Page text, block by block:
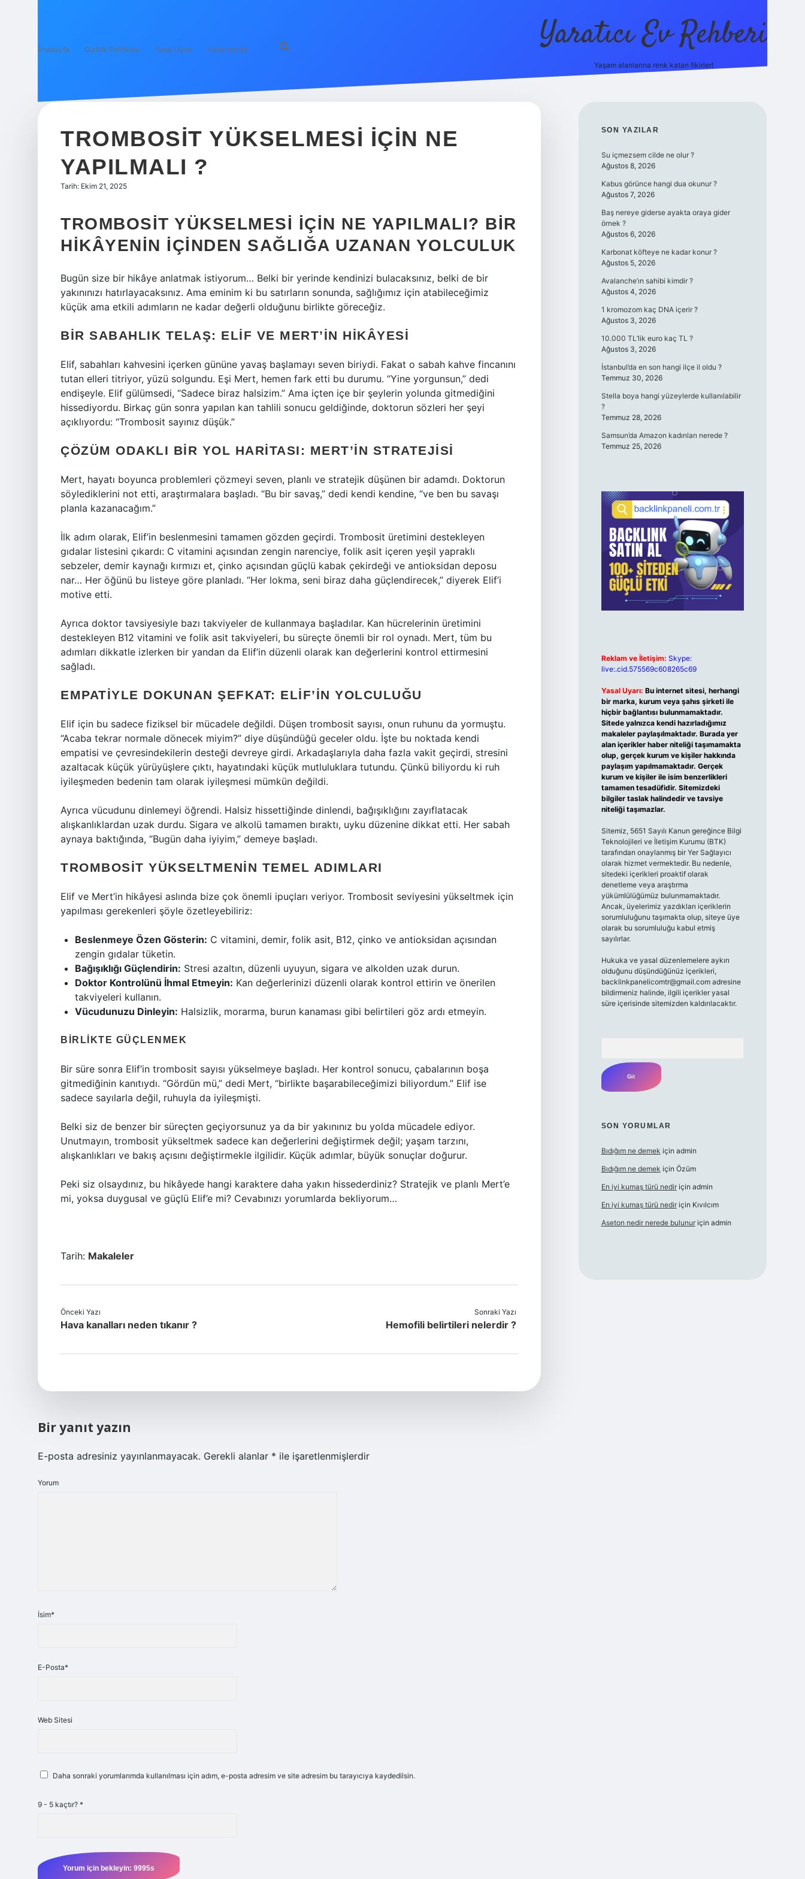
Anasayfa Gizlilik Politikası Yasal Uyarı Hakkımızda Yaratıcı Ev Rehberi
Yaşam alanlarına renk katan fikirler!
TROMBOSIT YÜKSELMESI IÇIN NE
YAPILMALI ?
Tarih: Ekim 21, 2025
TROMBOSIT YÜKSELMESI İÇIN NE YAPILMALI? BIR
HIKÂYENIN İÇINDEN SAĞLIĞA UZANAN YOLCULUK
Bugün size bir hikâye anlatmak istiyorum… Belki bir yerinde kendinizi bulacaksınız, belki de bir
yakınınızı hatırlayacaksınız. Ama eminim ki bu satırların sonunda, sağlığımız için atabileceğimiz
küçük ama etkili adımların ne kadar değerli olduğunu birlikte göreceğiz.
BIR SABAHLIK TELAŞ: ELIF VE MERT’IN HIKÂYESI
Elif, sabahları kahvesini içerken gününe yavaş başlamayı seven biriydi. Fakat o sabah kahve fincanını
tutan elleri titriyor, yüzü solgundu. Eşi Mert, hemen fark etti bu durumu. “Yine yorgunsun,” dedi
endişeyle. Elif gülümsedi, “Sadece biraz halsizim.” Ama içten içe bir şeylerin yolunda gitmediğini
hissediyordu. Birkaç gün sonra yapılan kan tahlili sonucu geldiğinde, doktorun sözleri her şeyi
açıklıyordu: “Trombosit sayınız düşük.”
ÇÖZÜM ODAKLI BIR YOL HARITASI: MERT’IN STRATEJISI
Mert, hayatı boyunca problemleri çözmeyi seven, planlı ve stratejik düşünen bir adamdı. Doktorun
söylediklerini not etti, araştırmalara başladı. “Bu bir savaş,” dedi kendi kendine, “ve ben bu savaşı
planla kazanacağım.”
İlk adım olarak, Elif’in beslenmesini tamamen gözden geçirdi. Trombosit üretimini destekleyen
gıdalar listesini çıkardı: C vitamini açısından zengin narenciye, folik asit içeren yeşil yapraklı
sebzeler, demir kaynağı kırmızı et, çinko açısından güçlü kabak çekirdeği ve antioksidan deposu
nar… Her öğünü bu listeye göre planladı. “Her lokma, seni biraz daha güçlendirecek,” diyerek Elif’i
motive etti.
Ayrıca doktor tavsiyesiyle bazı takviyeler de kullanmaya başladılar. Kan hücrelerinin üretimini
destekleyen B12 vitamini ve folik asit takviyeleri, bu süreçte önemli bir rol oynadı. Mert, tüm bu
adımları dikkatle izlerken bir yandan da Elif’in düzenli olarak kan değerlerini kontrol ettirmesini
sağladı.
EMPATIYLE DOKUNAN ŞEFKAT: ELIF’IN YOLCULUĞU
Elif için bu sadece fiziksel bir mücadele değildi. Düşen trombosit sayısı, onun ruhunu da yormuştu.
“Acaba tekrar normale dönecek miyim?” diye düşündüğü geceler oldu. İşte bu noktada kendi
empatisi ve çevresindekilerin desteği devreye girdi. Arkadaşlarıyla daha fazla vakit geçirdi, stresini
azaltacak küçük yürüyüşlere çıktı, hayatındaki küçük mutluluklara tutundu. Çünkü biliyordu ki ruh
iyileşmeden bedenin tam olarak iyileşmesi mümkün değildi.
Ayrıca vücudunu dinlemeyi öğrendi. Halsiz hissettiğinde dinlendi, bağışıklığını zayıflatacak
alışkanlıklardan uzak durdu. Sigara ve alkolü tamamen bıraktı, uyku düzenine dikkat etti. Her sabah
aynaya baktığında, “Bugün daha iyiyim,” demeye başladı.
TROMBOSIT YÜKSELTMENIN TEMEL ADIMLARI
Elif ve Mert’in hikâyesi aslında bize çok önemli ipuçları veriyor. Trombosit seviyesini yükseltmek için
yapılması gerekenleri şöyle özetleyebiliriz:
Beslenmeye Özen Gösterin: C vitamini, demir, folik asit, B12, çinko ve antioksidan açısından
zengin gıdalar tüketin.
Bağışıklığı Güçlendirin: Stresi azaltın, düzenli uyuyun, sigara ve alkolden uzak durun.
Doktor Kontrolünü İhmal Etmeyin: Kan değerlerinizi düzenli olarak kontrol ettirin ve önerilen
takviyeleri kullanın.
Vücudunuzu Dinleyin: Halsizlik, morarma, burun kanaması gibi belirtileri göz ardı etmeyin.
BIRLIKTE GÜÇLENMEK
Bir süre sonra Elif’in trombosit sayısı yükselmeye başladı. Her kontrol sonucu, çabalarının boşa
gitmediğinin kanıtıydı. “Gördün mü,” dedi Mert, “birlikte başarabileceğimizi biliyordum.” Elif ise
sadece sayılarla değil, ruhuyla da iyileşmişti.
Belki siz de benzer bir süreçten geçiyorsunuz ya da bir yakınınız bu yolda mücadele ediyor.
Unutmayın, trombosit yükseltmek sadece kan değerlerini değiştirmek değil; yaşam tarzını,
alışkanlıkları ve bakış açısını değiştirmekle ilgilidir. Küçük adımlar, büyük sonuçlar doğurur.
Peki siz olsaydınız, bu hikâyede hangi karaktere daha yakın hissederdiniz? Stratejik ve planlı Mert’e
mi, yoksa duygusal ve güçlü Elif’e mi? Cevabınızı yorumlarda bekliyorum…
Tarih: Makaleler
Önceki Yazı
Hava kanalları neden tıkanır ?
Sonraki Yazı
Hemofili belirtileri nelerdir ?
Bir yanıt yazın
E-posta adresiniz yayınlanmayacak. Gerekli alanlar * ile işaretlenmişlerdir
Yorum
İsim*
E-Posta*
Web Sitesi
Daha sonraki yorumlarımda kullanılması için adım, e-posta adresim ve site adresim bu tarayıcıya kaydedilsin.
9 - 5 kaçtır? *
SIDEBAR
SON YAZILAR
Su içmezsem cilde ne olur ?
Ağustos 8, 2026
Kabus görünce hangi dua okunur ?
Ağustos 7, 2026
Baş nereye giderse ayakta oraya gider
örnek ?
Ağustos 6, 2026
Karbonat köfteye ne kadar konur ?
Ağustos 5, 2026
Avalanche’ın sahibi kimdir ?
Ağustos 4, 2026
1 kromozom kaç DNA içerir ?
Ağustos 3, 2026
10.000 TL’lik euro kaç TL ?
Ağustos 3, 2026
İstanbul’da en son hangi ilçe il oldu ?
Temmuz 30, 2026
Stella boya hangi yüzeylerde kullanılabilir
?
Temmuz 28, 2026
Samsun’da Amazon kadınları nerede ?
Temmuz 25, 2026
Reklam ve İletişim: Skype:
live:.cid.575569c608265c69
Yasal Uyarı: Bu internet sitesi, herhangi
bir marka, kurum veya şahıs şirketi ile
hiçbir bağlantısı bulunmamaktadır.
Sitede yalnızca kendi hazırladığımız
makaleler paylaşılmaktadır. Burada yer
alan içerikler haber niteliği taşımamakta
olup, gerçek kurum ve kişiler hakkında
paylaşım yapılmamaktadır. Gerçek
kurum ve kişiler ile isim benzerlikleri
tamamen tesadüfidir. Sitemizdeki
bilgiler taslak halindedir ve tavsiye
niteliği taşımazlar.
Sitemiz, 5651 Sayılı Kanun gereğince Bilgi
Teknolojileri ve İletişim Kurumu (BTK)
tarafından onaylanmış bir Yer Sağlayıcı
olarak hizmet vermektedir. Bu nedenle,
sitedeki içerikleri proaktif olarak
denetleme veya araştırma
yükümlülüğümüz bulunmamaktadır.
Ancak, üyelerimiz yazdıkları içeriklerin
sorumluluğunu taşımakta olup, siteye üye
olarak bu sorumluluğu kabul etmiş
sayılırlar.
Hukuka ve yasal düzenlemelere aykırı
olduğunu düşündüğünüz içerikleri,
backlinkpanelicomtr@gmail.comadresine
bildirmeniz halinde, ilgili içerikler yasal
süre içerisinde sitemizden kaldırılacaktır.
SON YORUMLAR
Bıdığım ne demek için admin
Bıdığım ne demek için Özüm
En iyi kumaş türü nediriçin admin
En iyi kumaş türü nediriçin Kıvılcım
Aseton nedir nerede bulunuriçin admin